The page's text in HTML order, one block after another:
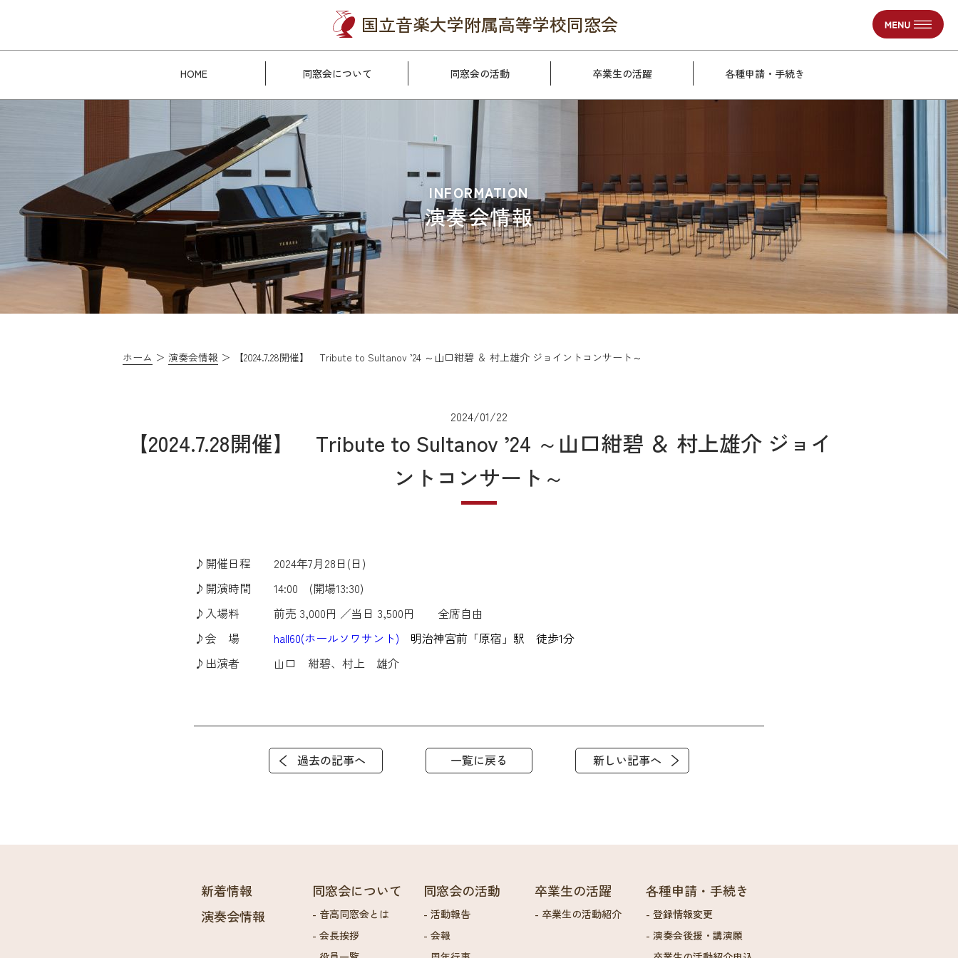
国立音楽大学附属高等学校同窓会
HOME 同窓会について 同窓会の活動 卒業生の活躍 各種申請・手続き
INFORMATION
演奏会情報
ホーム 演奏会情報 【2024.7.28開催】 Tribute to Sultanov ’24 ～山口紺碧 ＆ 村上雄介 ジョイントコンサート～
2024/01/22
【2024.7.28開催】 Tribute to Sultanov ’24 ～山口紺碧 ＆ 村上雄介 ジョイ
ントコンサート～
♪開催日程 2024年7月28日(日)
♪開演時間 14:00 (開場13:30)
♪入場料 前売 3,000円 ／当日 3,500円 全席自由
♪会 場 hall60(ホールソワサント)
明治神宮前「原宿」駅 徒歩1分
♪出演者 山口 紺碧、村上 雄介
過去の記事へ 一覧に戻る 新しい記事へ
新着情報
演奏会情報
同窓会について
音高同窓会とは
会長挨拶
同窓会の活動
活動報告
会報
卒業生の活躍
卒業生の活動紹介
各種申請・手続き
登録情報変更
演奏会後援・講演願